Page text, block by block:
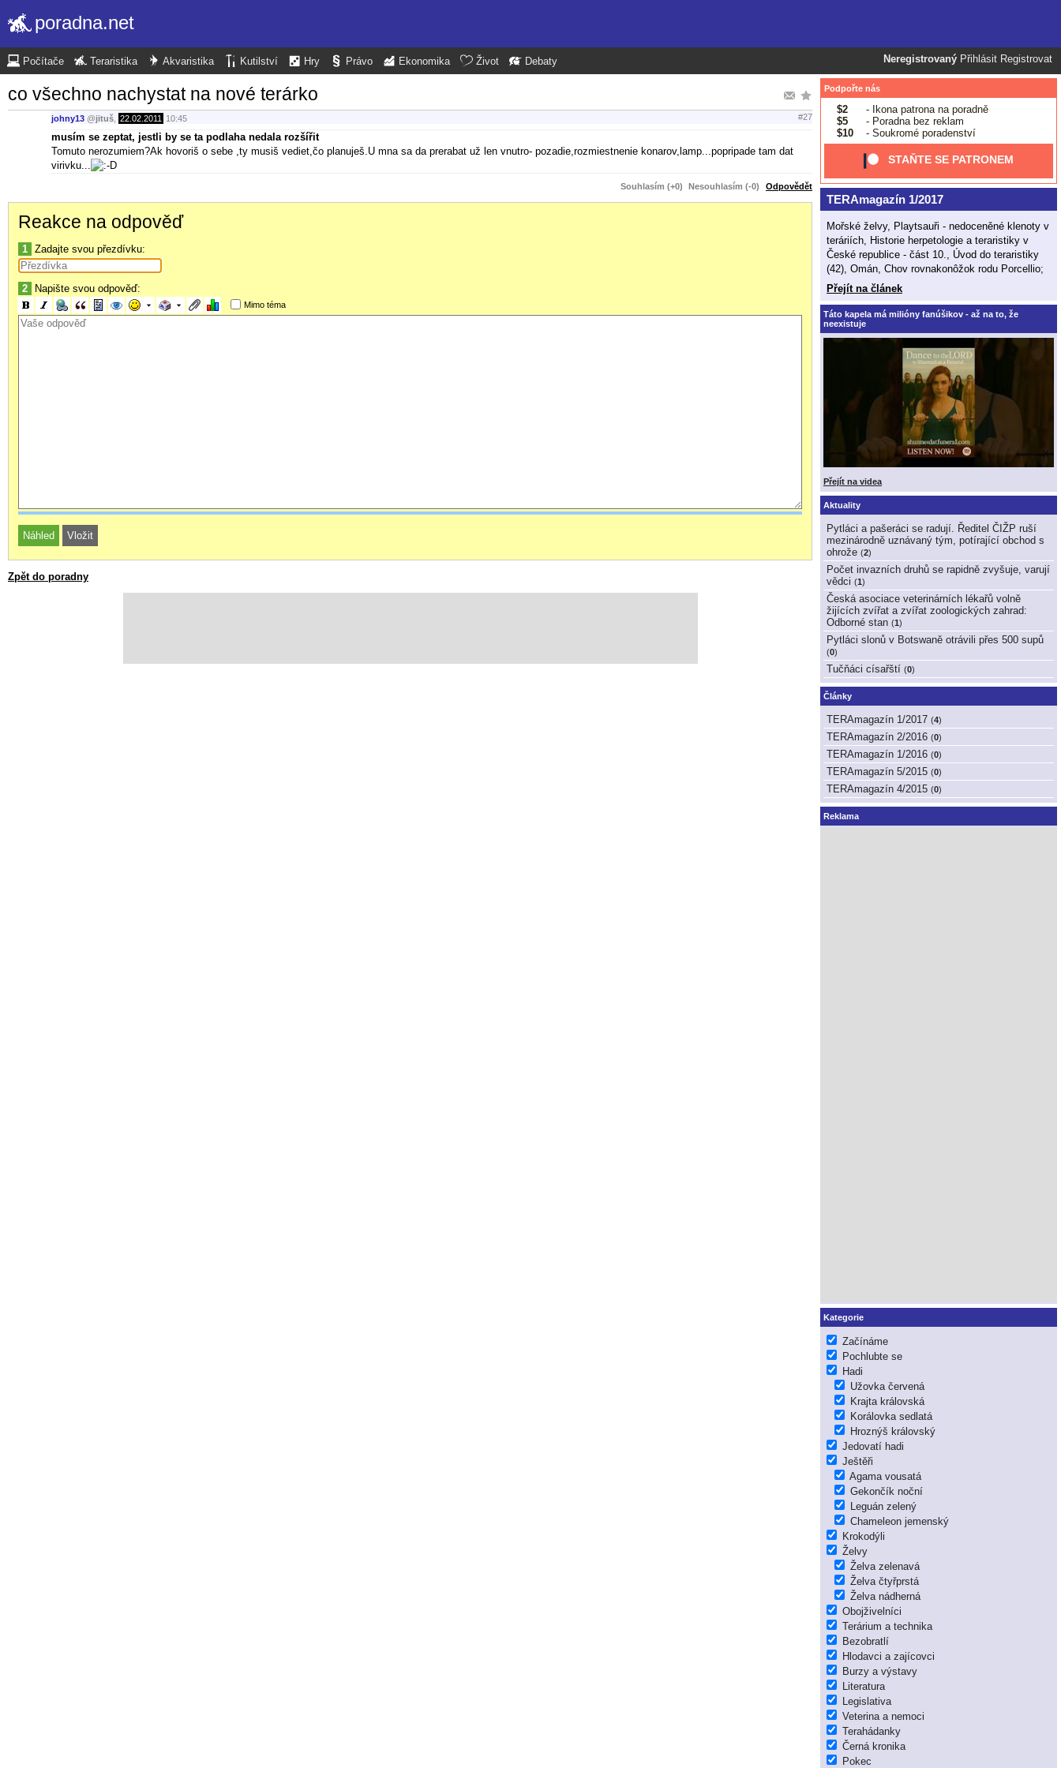
poradna.net
Neregistrovaný Přihlásit Registrovat
Počítače Teraristika Akvaristika Kutilství Hry Právo Ekonomika Život Debaty
co všechno nachystat na nové terárko
johny13 @jituš 22.02.2011 10:45 #27
musím se zeptat, jestli by se ta podlaha nedala rozšířit
Tomuto nerozumiem?Ak hovoriš o sebe ,ty musiš vediet,čo planuješ.U mna sa da prerabat už len vnutro- pozadie,rozmiestnenie konarov,lamp...popripade tam dat
virivku...
Souhlasím (+0) Nesouhlasím (-0) Odpovědět
Reakce na odpověď
1 Zadajte svou přezdívku:
2 Napište svou odpověď:
Mimo téma
Zpět do poradny
Podpořte nás
$2
- Ikona patrona na poradně
$5
- Poradna bez reklam
$10
- Soukromé poradenství
STAŇTE SE PATRONEM
TERAmagazín 1/2017
Mořské želvy, Playtsauři - nedoceněné klenoty v
teráriích, Historie herpetologie a teraristiky v
České republice - část 10., Úvod do teraristiky
(42), Omán, Chov rovnakonôžok rodu Porcellio;
Přejít na článek
Táto kapela má milióny fanúšikov - až na to, že
neexistuje
Přejít na videa
Aktuality
Pytláci a pašeráci se radují. Ředitel ČIŽP ruší
mezinárodně uznávaný tým, potírající obchod s
ohrože (2)
Počet invazních druhů se rapidně zvyšuje, varují
vědci (1)
Česká asociace veterinárních lékařů volně
žijících zvířat a zvířat zoologických zahrad:
Odborné stan (1)
Pytláci slonů v Botswaně otrávili přes 500 supů
(0)
Tučňáci císařští (0)
Články
TERAmagazín 1/2017 (4)
TERAmagazín 2/2016 (0)
TERAmagazín 1/2016 (0)
TERAmagazín 5/2015 (0)
TERAmagazín 4/2015 (0)
Reklama
Kategorie
Začínáme
Pochlubte se
Hadi
Užovka červená
Krajta královská
Korálovka sedlatá
Hroznýš královský
Jedovatí hadi
Ještěři
Agama vousatá
Gekončík noční
Leguán zelený
Chameleon jemenský
Krokodýli
Želvy
Želva zelenavá
Želva čtyřprstá
Želva nádherná
Obojživelníci
Terárium a technika
Bezobratlí
Hlodavci a zajícovci
Burzy a výstavy
Literatura
Legislativa
Veterina a nemoci
Terahádanky
Černá kronika
Pokec